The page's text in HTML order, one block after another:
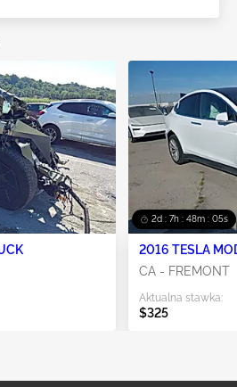
2d : 7h : 48m : 04s
2016 TESLA
CA - FREMONT
Aktualna stawka:
$325